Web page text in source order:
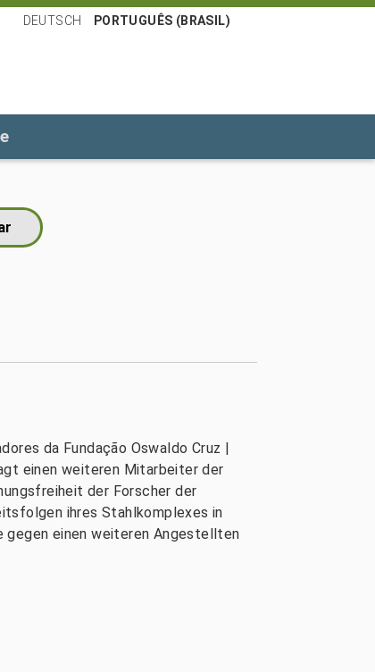
DEUTSCH PORTUGUÊS (BRASIL)
da Fundação Oswaldo Cruz |
einen weiteren Mitarbeiter der
der Forscher der
ihres Stahlkomplexes in
gegen einen weiteren Angestellten